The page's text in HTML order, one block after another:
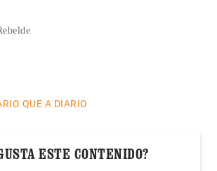
QUE A DIARIO
ESTE CONTENIDO?